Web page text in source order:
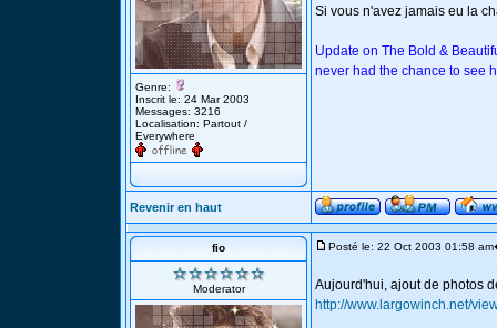
Genre:
Inscrit le: 24 Mar 2003
Messages: 3216
Localisation: Partout /
Everywhere
Si vous n'avez jamais eu la
Update on The Bold &
never had the chance to see
Revenir en haut
fio
Moderator
Posté le: 22 Oct 2003 01:58 am
Aujourd'hui, ajout de photos
http://www.largowinch.net/